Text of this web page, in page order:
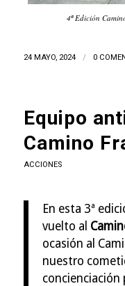
4ª Edición
24 MAYO, 2024 / 0
Equipo
Camino
ACCIONES
En esta 3ª
vuelto al
ocasión al
nuestro
concienciación